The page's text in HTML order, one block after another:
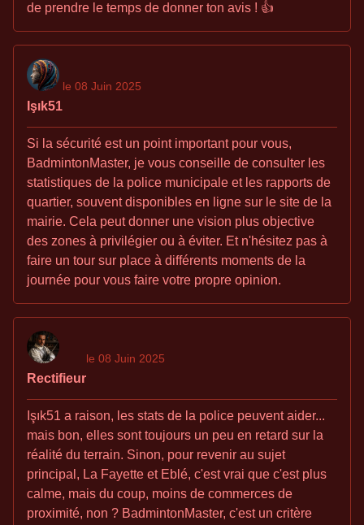
de prendre le temps de donner ton avis ! 👍
Işık51
le 08 Juin 2025
Si la sécurité est un point important pour vous,
BadmintonMaster, je vous conseille de consulter les
statistiques de la police municipale et les rapports de
quartier, souvent disponibles en ligne sur le site de la
mairie. Cela peut donner une vision plus objective
des zones à privilégier ou à éviter. Et n'hésitez pas à
faire un tour sur place à différents moments de la
journée pour vous faire votre propre opinion.
Rectifieur
le 08 Juin 2025
Işık51 a raison, les stats de la police peuvent aider...
mais bon, elles sont toujours un peu en retard sur la
réalité du terrain. Sinon, pour revenir au sujet
principal, La Fayette et Eblé, c'est vrai que c'est plus
calme, mais du coup, moins de commerces de
proximité, non ? BadmintonMaster, c'est un critère